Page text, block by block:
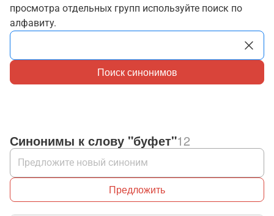
просмотра отдельных групп используйте поиск по
алфавиту.
Поиск синонимов
Синонимы к слову "буфет"12
Предложить